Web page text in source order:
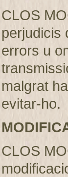
CLOS
perjudicis
errors u
malgrat
evitar-ho.
CLOS